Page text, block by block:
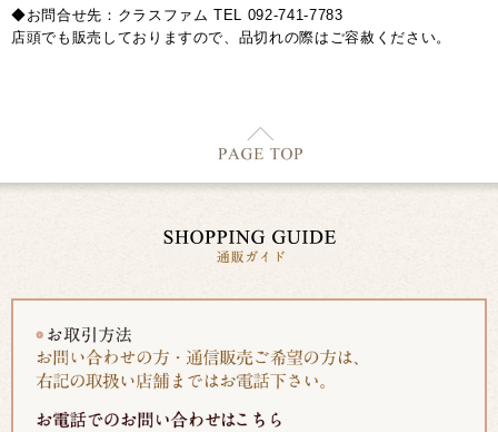
◆お問合せ先：クラスファム TEL 092-741-7783
店頭でも販売しておりますので、品切れの際はご容赦ください。